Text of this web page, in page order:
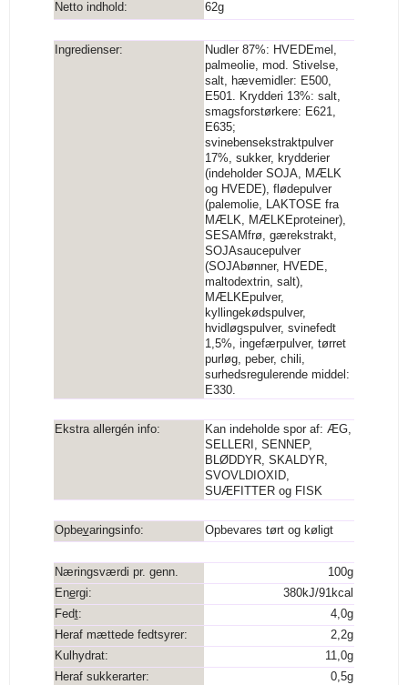
Netto indhold: 62g
Ingredienser:
Nudler 87%: HVEDEmel,
palmeolie, mod. Stivelse,
salt, hævemidler: E500,
E501. Krydderi 13%: salt,
smagsforstørkere: E621,
E635;
svinebensekstraktpulver
17%, sukker, krydderier
(indeholder SOJA, MÆLK
og HVEDE), flødepulver
(palemolie, LAKTOSE fra
MÆLK, MÆLKEproteiner),
SESAMfrø, gærekstrakt,
SOJAsaucepulver
(SOJAbønner, HVEDE,
maltodextrin, salt),
MÆLKEpulver,
kyllingekødspulver,
hvidløgspulver, svinefedt
1,5%, ingefærpulver, tørret
purløg, peber, chili,
surhedsregulerende middel:
E330.
Ekstra allergén info:
Kan indeholde spor af: ÆG,
SELLERI, SENNEP,
BLØDDYR, SKALDYR,
SVOVLDIOXID,
SUÆFITTER og FISK
Opbevaringsinfo: Opbevares tørt og køligt
Næringsværdi pr. genn.
100g
Energi:
380kJ/91kcal
Fedt:
4,0g
Heraf mættede fedtsyrer:
2,2g
Kulhydrat:
11,0g
Heraf sukkerarter:
0,5g